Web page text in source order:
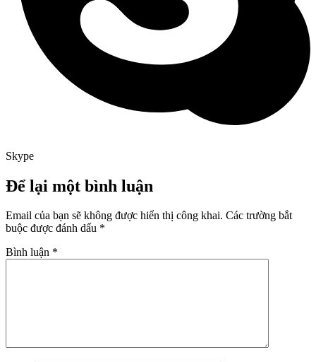
Skype
Để lại một bình luận
Email của bạn sẽ không được hiển thị công khai. Các trường bắt
buộc được đánh dấu *
Bình luận *